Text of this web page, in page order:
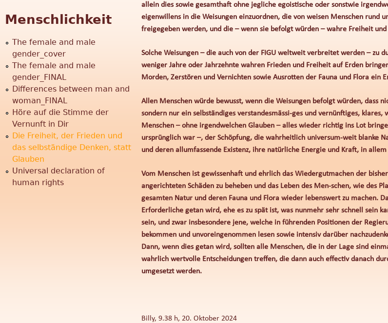
d
e
r
u
n
g
"
allein dies sowie gesamthaft ohne jegliche egoistische oder sonstwie
eigenwillens in die Weisungen einzuordnen, die von weisen Menschen rund
freigegeben werden, und die – wenn sie befolgt würden – wahre Freiheit
Solche Weisungen – die auch von der FIGU weltweit verbreitet werden – zu
weniger Jahre oder Jahrzehnte wahren Frieden und Freiheit auf Erden
Morden, Zerstören und Vernichten sowie Ausrotten der Fauna und Flora ein
Allen Menschen würde bewusst, wenn die Weisungen befolgt würden, dass
sondern nur ein selbständiges verstandesmässi-ges und vernünftiges, klares,
Menschen – ohne irgendwelchen Glauben – alles wieder richtig ins Lot
ursprünglich war –, der Schöpfung, die wahrheitlich universum-weit blanke
und deren allumfassende Existenz, ihre natürliche Energie und Kraft, in
Vom Menschen ist gewissenhaft und ehrlich das Wiedergutmachen der
angerichteten Schäden zu beheben und das Leben des Men-schen, wie des
gesamten Natur und deren Fauna und Flora wieder lebenswert zu machen.
Erforderliche getan wird, ehe es zu spät ist, was nunmehr sehr schnell sein
sein, und zwar insbesondere jene, welche in führenden Positionen der
bekommen und unvoreingenommen lesen sowie intensiv darüber
Dann, wenn dies getan wird, sollten alle Menschen, die in der Lage sind
wahrlich wertvolle Entscheidungen treffen, die dann auch effectiv danach
umgesetzt werden.
Billy, 9.38 h, 20. Oktober 2024
Menschlichkeit
The female and male
gender_cover
The female and male
gender_FINAL
Differences between man and
woman_FINAL
Höre auf die Stimme der
Vernunft in Dir
Die Freiheit, der Frieden und
das selbständige Denken, statt
Glauben
Universal declaration of
human rights